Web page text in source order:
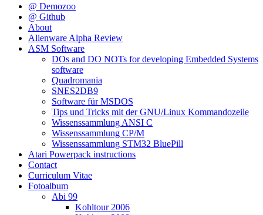
@ Demozoo
@ Github
About
Alienware Alpha Review
ASM Software
DOs and DO NOTs for developing Embedded Systems
software
Quadromania
SNES2DB9
Software für MSDOS
Tips und Tricks mit der GNU/Linux Kommandozeile
Wissenssammlung ANSI C
Wissenssammlung CP/M
Wissenssammlung STM32 BluePill
Atari Powerpack instructions
Contact
Curriculum Vitae
Fotoalbum
Abi 99
Kohltour 2006